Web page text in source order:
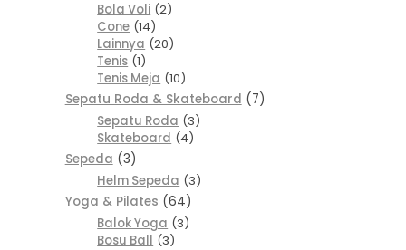
Bola Voli 2
Cone 14
Lainnya 20
Tenis 1
Tenis Meja 10
Sepatu Roda & Skateboard
7
Sepatu Roda 3
Skateboard 4
Sepeda
3
Helm Sepeda 3
Yoga & Pilates
64
Balok Yoga 3
Bosu Ball 3